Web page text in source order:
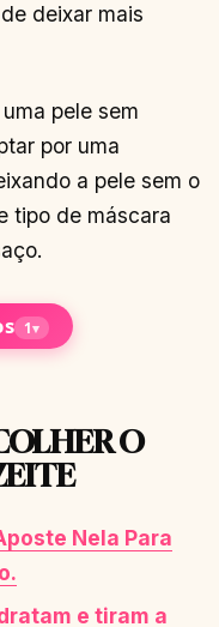
deixar mais
pele sem
por uma
a pele sem o
tipo de máscara
1▾
O
Nela Para
e tiram a